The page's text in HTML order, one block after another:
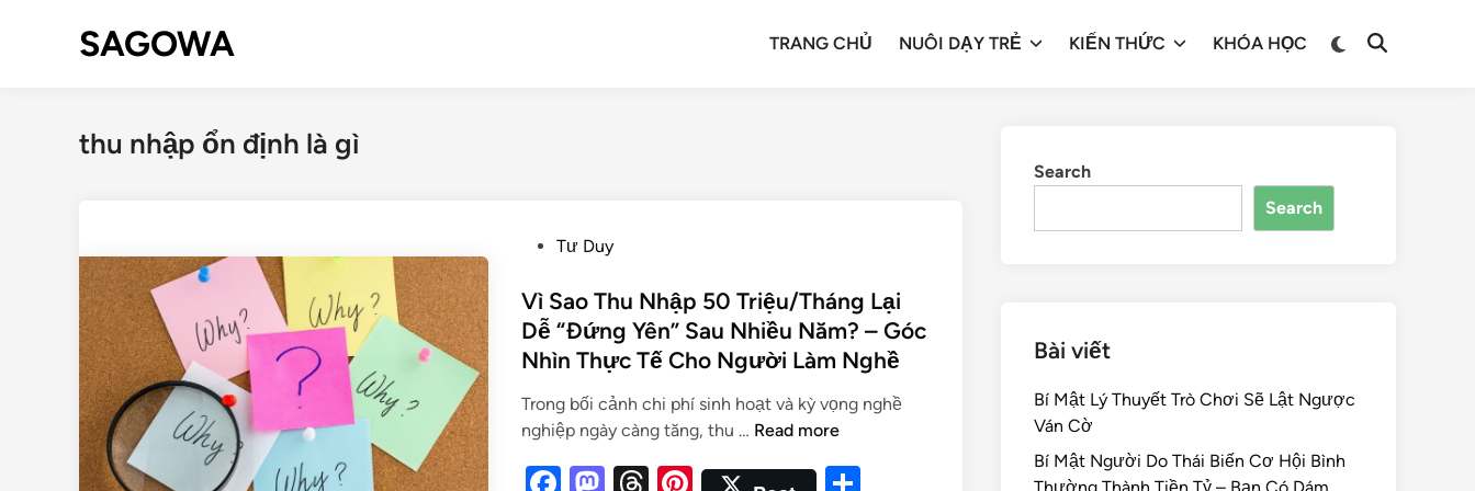
SAGOWA TRANG CHỦ NUÔI DẠY TRẺ KIẾN THỨC KHÓA HỌC
thu nhập ổn định là gì
Tư Duy
Vì Sao Thu Nhập 50 Triệu/Tháng Lại
Dễ “Đứng Yên” Sau Nhiều Năm? – Góc
Nhìn Thực Tế Cho Người Làm Nghề
Trong bối cảnh chi phí sinh hoạt và kỳ vọng nghề
nghiệp ngày càng tăng, thu … Read more
Search
Search
Bài viết
Bí Mật Lý Thuyết Trò Chơi Sẽ Lật Ngược
Ván Cờ
Bí Mật Người Do Thái Biến Cơ Hội Bình